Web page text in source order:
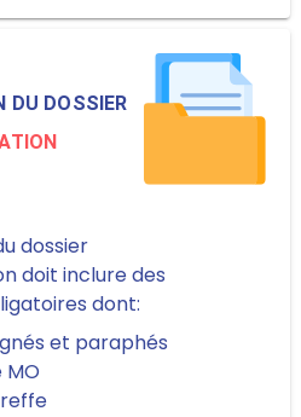
DU DOSSIER
dossier
doit inclure des
dont:
et paraphés
MO